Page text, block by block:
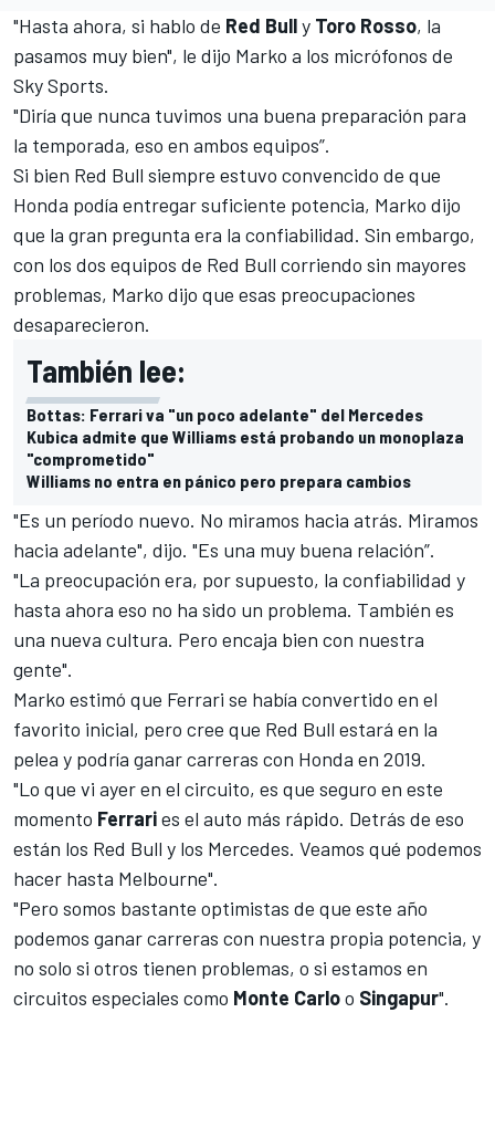
"Hasta ahora, si hablo de Red Bully Toro Rosso, la
pasamos muy bien", le dijo Marko a los micrófonos de
Sky Sports.
"Diría que nunca tuvimos una buena preparación para
la temporada, eso en ambos equipos”.
Si bien Red Bull siempre estuvo convencido de que
Honda podía entregar suficiente potencia, Marko dijo
que la gran pregunta era la confiabilidad. Sin embargo,
con los dos equipos de Red Bull corriendo sin mayores
problemas, Marko dijo que esas preocupaciones
desaparecieron.
También lee:
Bottas: Ferrari va "un poco adelante" del Mercedes
Kubica admite que Williams está probando un monoplaza
"comprometido"
Williams no entra en pánico pero prepara cambios
"Es un período nuevo. No miramos hacia atrás. Miramos
hacia adelante", dijo. "Es una muy buena relación”.
"La preocupación era, por supuesto, la confiabilidad y
hasta ahora eso no ha sido un problema. También es
una nueva cultura. Pero encaja bien con nuestra
gente".
Marko estimó que Ferrari se había convertido en el
favorito inicial, pero cree que Red Bull estará en la
pelea y podría ganar carreras con Honda en 2019.
"Lo que vi ayer en el circuito, es que seguro en este
momento Ferraries el auto más rápido. Detrás de eso
están los Red Bull y los Mercedes. Veamos qué podemos
hacer hasta Melbourne".
"Pero somos bastante optimistas de que este año
podemos ganar carreras con nuestra propia potencia, y
no solo si otros tienen problemas, o si estamos en
circuitos especiales como Monte Carloo Singapur".